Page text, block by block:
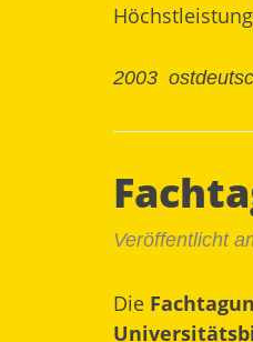
2003
Veröffentlicht
Die